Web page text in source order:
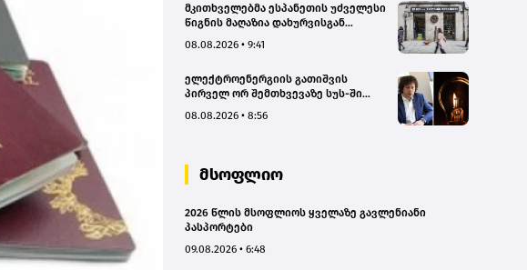
მკითხველებმა ესპანეთის უძველესი
წიგნის მაღაზია დახურვისგან
08.08.2026 • 9:41
ელექტროენერგიის გათიშვის
პირველ ორ შემთხვევაზე სუს-ში
გათიშვას ჰქონდა კონკრეტული
08.08.2026 • 8:56
მსოფლიო
2026 წლის მსოფლიოს ყველაზე გავლენიანი
პასპორტები
09.08.2026 • 6:48